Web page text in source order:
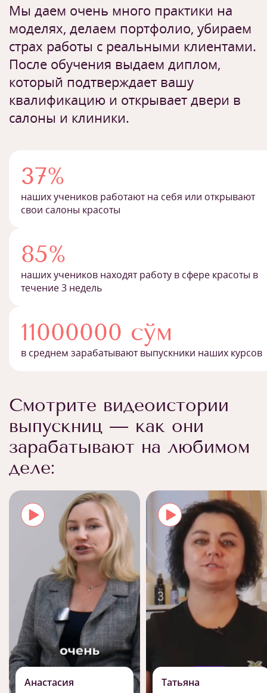
Мы даем очень много практики на
моделях, делаем портфолио, убираем
страх работы с реальными клиентами.
После обучения выдаем диплом,
который подтверждает вашу
квалификацию и открывает двери в
салоны и клиники.
37%
наших учеников работают на себя или открывают
свои салоны красоты
85%
наших учеников находят работу в сфере красоты в
течение 3 недель
11000000 сўм
в среднем зарабатывают выпускники наших курсов
Смотрите видеоистории
выпускниц — как они
зарабатывают на любимом
деле:
Анастасия Татьяна